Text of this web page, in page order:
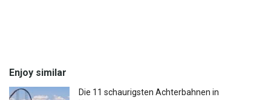
Enjoy similar
Die 11 schaurigsten Achterbahnen in